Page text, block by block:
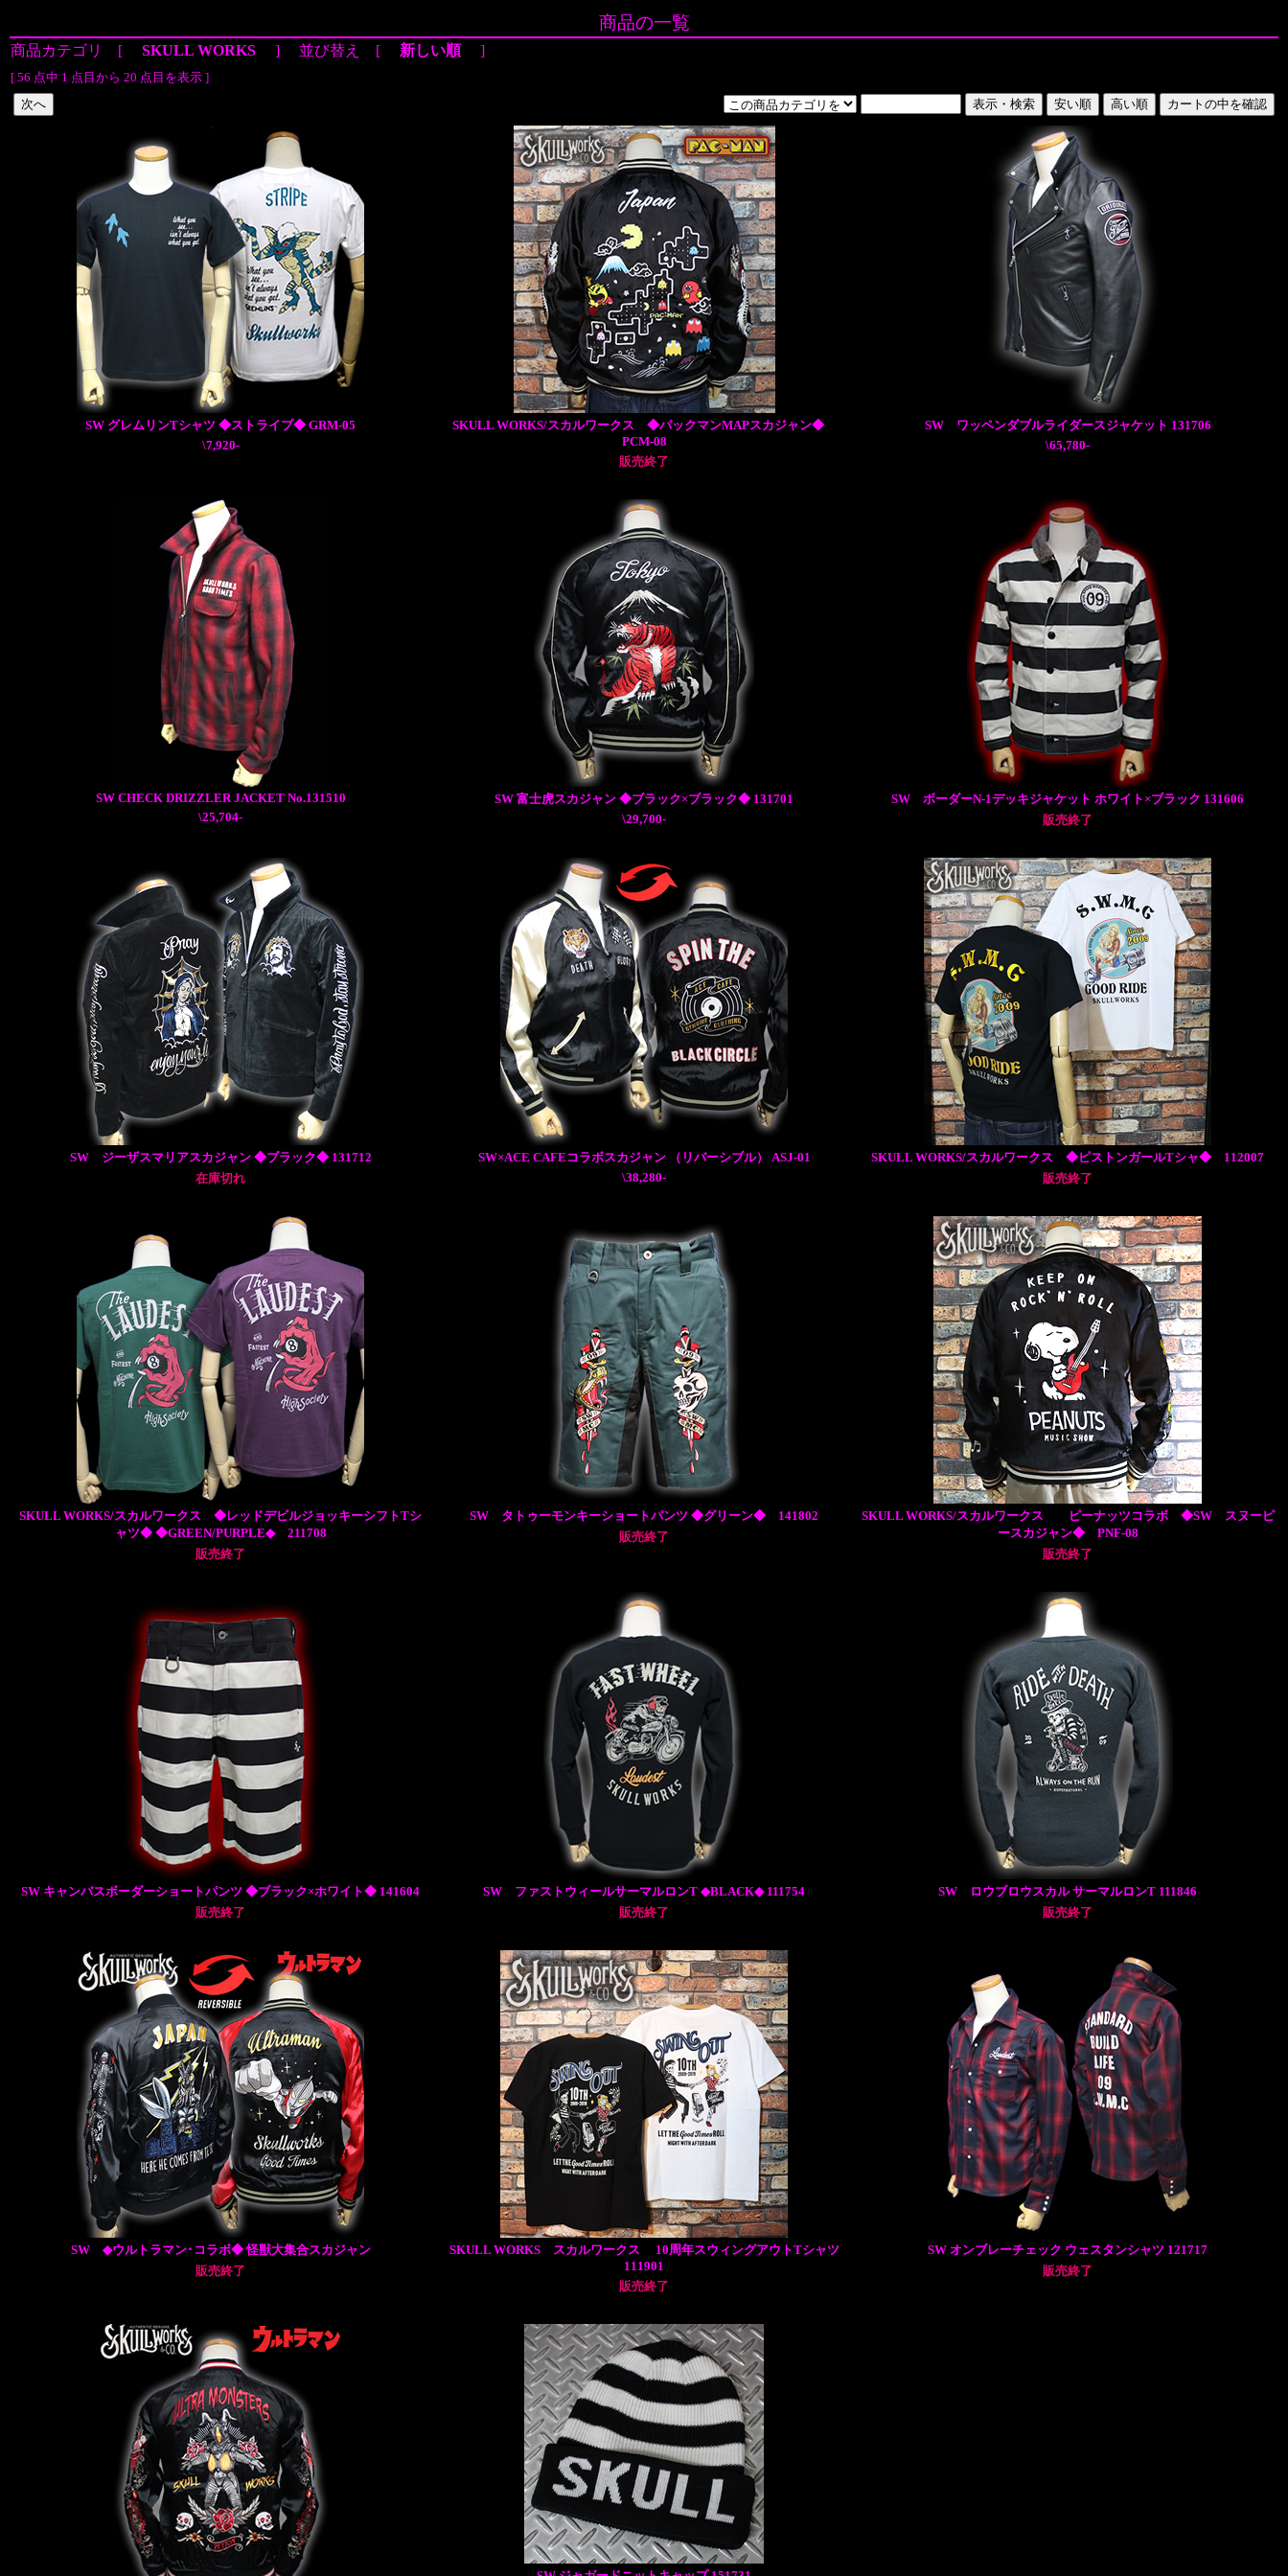
商品の一覧
商品カテゴリ [ SKULL WORKS ] 並び替え [ 新しい順 ]
[ 56 点中 1 点目から 20 点目を表示 ]
SW グレムリンTシャツ ◆ストライプ◆ GRM-05
\7,920-
SKULL WORKS/スカルワークス ◆パックマンMAPスカジャン◆
PCM-08
販売終了
SW ワッペンダブルライダースジャケット 131706
\65,780-
SW CHECK DRIZZLER JACKET No.131510
\25,704-
SW 富士虎スカジャン ◆ブラック×ブラック◆ 131701
\29,700-
SW ボーダーN-1デッキジャケット ホワイト×ブラック 131606
販売終了
SW ジーザスマリアスカジャン ◆ブラック◆ 131712
在庫切れ
SW×ACE CAFEコラボスカジャン （リバーシブル） ASJ-01
\38,280-
SKULL WORKS/スカルワークス ◆ピストンガールTシャ◆ 112007
販売終了
SKULL WORKS/スカルワークス ◆レッドデビルジョッキーシフトTシ
ャツ◆ ◆GREEN/PURPLE◆ 211708
販売終了
SW タトゥーモンキーショートパンツ ◆グリーン◆ 141802
販売終了
SKULL WORKS/スカルワークス ピーナッツコラボ ◆SW スヌーピ
ースカジャン◆ PNF-08
販売終了
SW キャンバスボーダーショートパンツ ◆ブラック×ホワイト◆ 141604
販売終了
SW ファストウィールサーマルロンT ◆BLACK◆ 111754
販売終了
SW ロウブロウスカル サーマルロンT 111846
販売終了
SW ◆ウルトラマン･コラボ◆ 怪獣大集合スカジャン
販売終了
SKULL WORKS スカルワークス 10周年スウィングアウトTシャツ
111901
販売終了
SW オンブレーチェック ウェスタンシャツ 121717
販売終了